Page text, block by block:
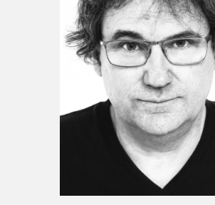
Espace enseignant·e·s
Espace pro